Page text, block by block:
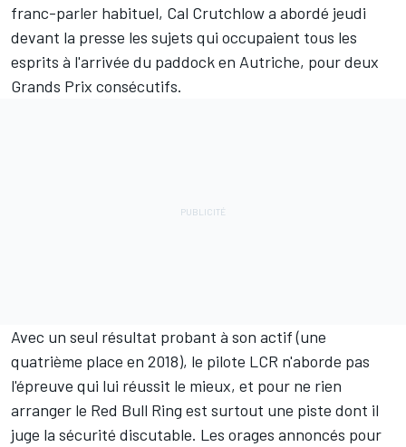
franc-parler habituel, Cal Crutchlowa abordé jeudi
devant la presse les sujets qui occupaient tous les
esprits à l'arrivée du paddock en Autriche, pour deux
Grands Prix consécutifs.
Avec un seul résultat probant à son actif (une
quatrième place en 2018), le pilote LCR n'aborde pas
l'épreuve qui lui réussit le mieux, et pour ne rien
arranger le Red Bull Ring est surtout une piste dont il
juge la sécurité discutable. Les orages annoncés pour